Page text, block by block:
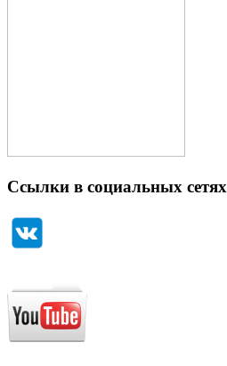
Ссылки в социальных сетях